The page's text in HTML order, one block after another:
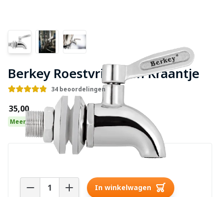
Berkey Roestvrijstalen Kraantje
34 beoordelingen
€35,00
Meer dan 10 op voorraad
In winkelwagen